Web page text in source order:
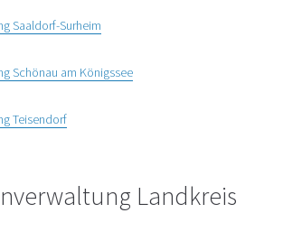
Saaldorf-Surheim
Schönau am Königssee
Teisendorf
Landkreis